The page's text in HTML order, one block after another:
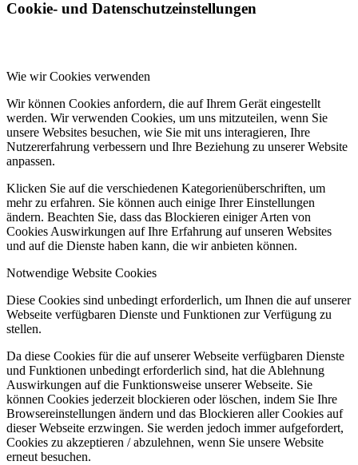
Cookie- und Datenschutzeinstellungen
Wie wir Cookies verwenden
Wir können Cookies anfordern, die auf Ihrem Gerät eingestellt
werden. Wir verwenden Cookies, um uns mitzuteilen, wenn Sie
unsere Websites besuchen, wie Sie mit uns interagieren, Ihre
Nutzererfahrung verbessern und Ihre Beziehung zu unserer Website
anpassen.
Klicken Sie auf die verschiedenen Kategorienüberschriften, um
mehr zu erfahren. Sie können auch einige Ihrer Einstellungen
ändern. Beachten Sie, dass das Blockieren einiger Arten von
Cookies Auswirkungen auf Ihre Erfahrung auf unseren Websites
und auf die Dienste haben kann, die wir anbieten können.
Notwendige Website Cookies
Diese Cookies sind unbedingt erforderlich, um Ihnen die auf unserer
Webseite verfügbaren Dienste und Funktionen zur Verfügung zu
stellen.
Da diese Cookies für die auf unserer Webseite verfügbaren Dienste
und Funktionen unbedingt erforderlich sind, hat die Ablehnung
Auswirkungen auf die Funktionsweise unserer Webseite. Sie
können Cookies jederzeit blockieren oder löschen, indem Sie Ihre
Browsereinstellungen ändern und das Blockieren aller Cookies auf
dieser Webseite erzwingen. Sie werden jedoch immer aufgefordert,
Cookies zu akzeptieren / abzulehnen, wenn Sie unsere Website
erneut besuchen.